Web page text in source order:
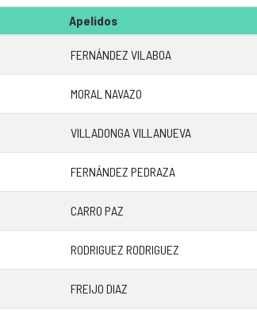
Apelidos
FERNÁNDEZ VILABOA
MORAL NAVAZO
VILLADONGA VILLANUEVA
FERNÁNDEZ PEDRAZA
CARRO PAZ
RODRIGUEZ RODRIGUEZ
FREIJO DIAZ